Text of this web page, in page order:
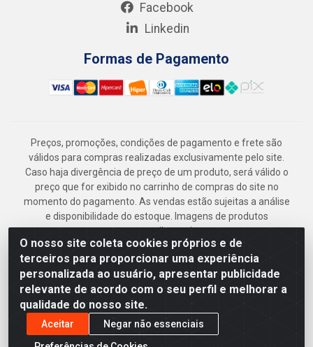
O nosso site coleta cookies próprios e de
terceiros para proporcionar uma experiência
personalizada ao usuário, apresentar publicidade
relevante de acordo com o seu perfil e melhorar a
qualidade do nosso site.
Aceitar
Negar não essenciais
Facebook
Linkedin
Formas de Pagamento
Preços, promoções, condições de pagamento e frete são
válidos para compras realizadas exclusivamente pelo site.
Caso haja divergência de preço de um produto, será válido o
preço que for exibido no carrinho de compras do site no
momento do pagamento. As vendas estão sujeitas a análise
e disponibilidade do estoque. Imagens de produtos
meramente ilustrativas.
Armazém Jenipapo Materiais de Construção em Geral
LTDA - Rua das Flores, 2691 - Guabiraba, Recife/PE - CEP
52.291-630 - CNPJ 41.097.379/0001-